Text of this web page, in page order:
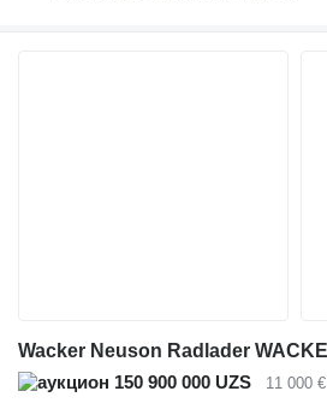
150 900 000 UZS 11 000 €